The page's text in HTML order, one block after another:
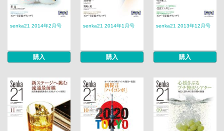
senka21 2014年2月号
購入
senka21 2014年1月号
購入
senka21 2013年12月号
購入